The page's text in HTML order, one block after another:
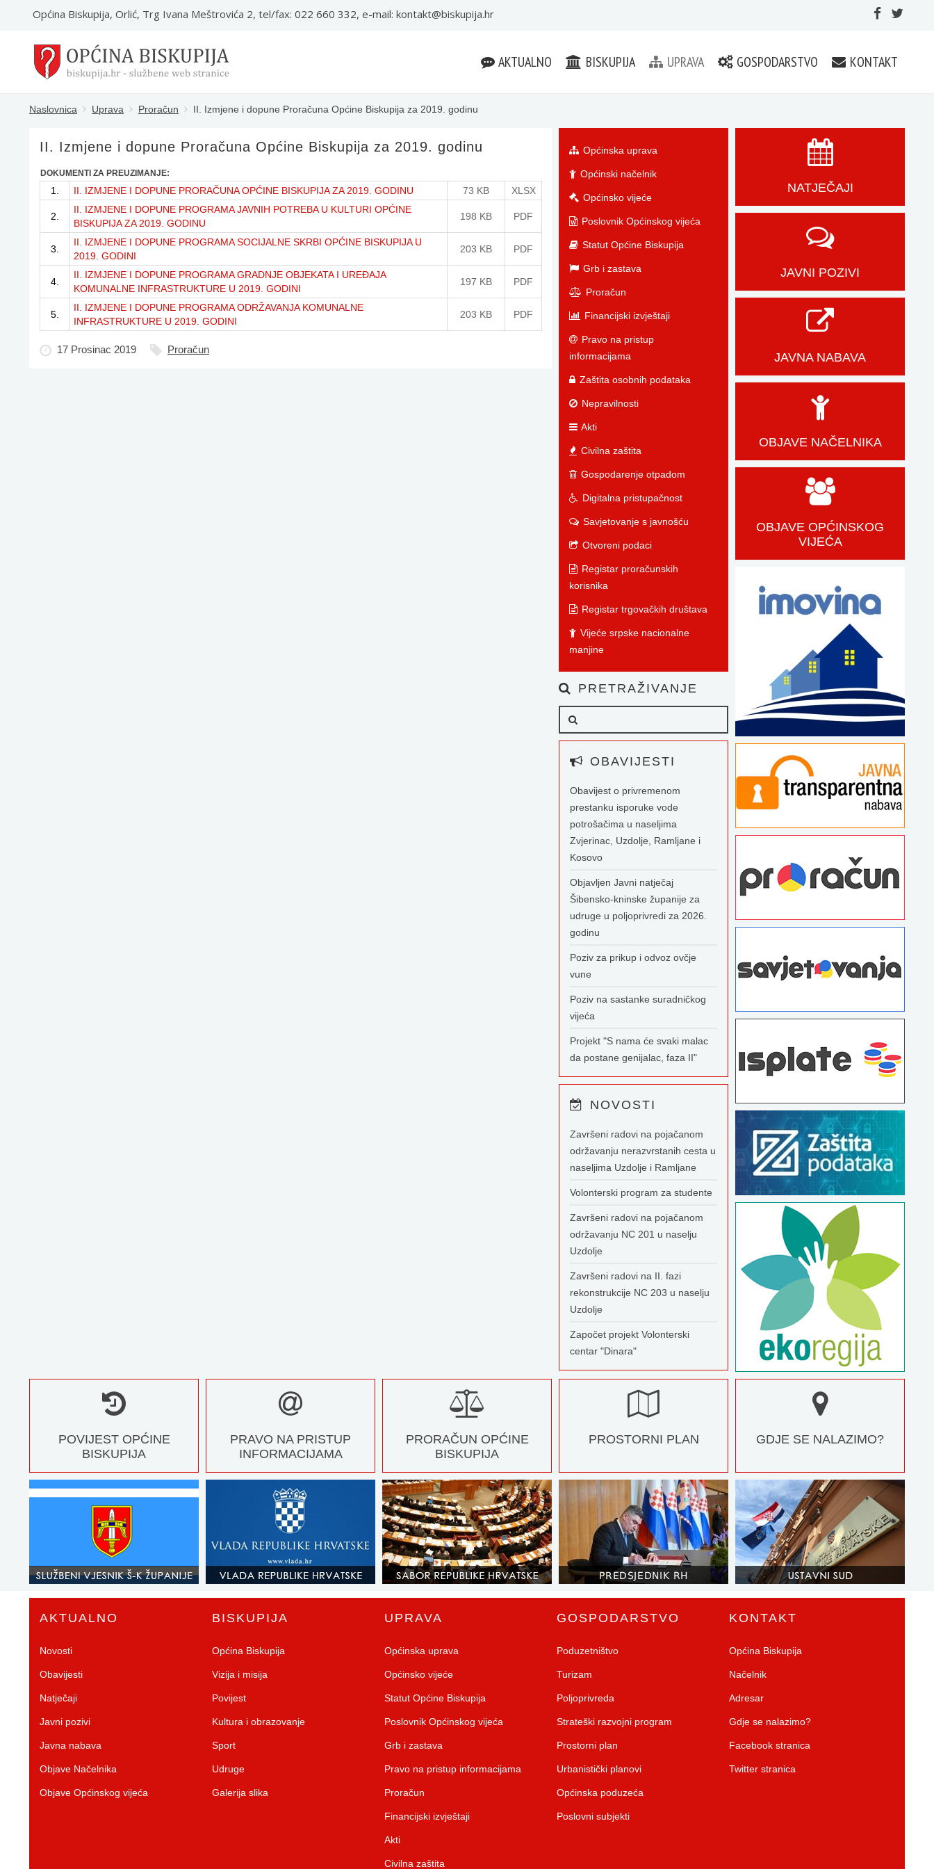
Općina Biskupija, Orlić, Trg Ivana Meštrovića 2, tel/fax: 022 660 332, e-mail: kontakt@biskupija.hr
AKTUALNO BISKUPIJA UPRAVA GOSPODARSTVO KONTAKT
Naslovnica Uprava Proračun II. Izmjene i dopune Proračuna Općine Biskupija za 2019. godinu
II. Izmjene i dopune Proračuna Općine Biskupija za 2019. godinu
DOKUMENTI ZA PREUZIMANJE:
1. II. IZMJENE I DOPUNE PRORAČUNA OPĆINE BISKUPIJA ZA 2019. GODINU 73 KB XLSX
2.
II. IZMJENE I DOPUNE PROGRAMA JAVNIH POTREBA U KULTURI OPĆINE
BISKUPIJA ZA 2019. GODINU
198 KB PDF
3.
II. IZMJENE I DOPUNE PROGRAMA SOCIJALNE SKRBI OPĆINE BISKUPIJA U
2019. GODINI
203 KB PDF
4.
II. IZMJENE I DOPUNE PROGRAMA GRADNJE OBJEKATA I UREĐAJA
KOMUNALNE INFRASTRUKTURE U 2019. GODINI
197 KB PDF
5.
II. IZMJENE I DOPUNE PROGRAMA ODRŽAVANJA KOMUNALNE
INFRASTRUKTURE U 2019. GODINI
203 KB PDF
17 Prosinac 2019 Proračun
Općinska uprava
Općinski načelnik
Općinsko vijeće
Poslovnik Općinskog vijeća
Statut Općine Biskupija
Grb i zastava
Proračun
Financijski izvještaji
Pravo na pristup
informacijama
Zaštita osobnih podataka
Nepravilnosti
Akti
Civilna zaštita
Gospodarenje otpadom
Digitalna pristupačnost
Savjetovanje s javnošću
Otvoreni podaci
Registar proračunskih
korisnika
Registar trgovačkih društava
Vijeće srpske nacionalne
manjine
PRETRAŽIVANJE
OBAVIJESTI
Obavijest o privremenom
prestanku isporuke vode
potrošačima u naseljima
Zvjerinac, Uzdolje, Ramljane i
Kosovo
Objavljen Javni natječaj
Šibensko-kninske županije za
udruge u poljoprivredi za 2026.
godinu
Poziv za prikup i odvoz ovčje
vune
Poziv na sastanke suradničkog
vijeća
Projekt "S nama će svaki malac
da postane genijalac, faza II"
NOVOSTI
Završeni radovi na pojačanom
održavanju nerazvrstanih cesta u
naseljima Uzdolje i Ramljane
Volonterski program za studente
Završeni radovi na pojačanom
održavanju NC 201 u naselju
Uzdolje
Završeni radovi na II. fazi
rekonstrukcije NC 203 u naselju
Uzdolje
Započet projekt Volonterski
centar "Dinara"
NATJEČAJI
JAVNI POZIVI
JAVNA NABAVA
OBJAVE NAČELNIKA
OBJAVE OPĆINSKOG
VIJEĆA
POVIJEST OPĆINE
BISKUPIJA
PRAVO NA PRISTUP
INFORMACIJAMA
PRORAČUN OPĆINE
BISKUPIJA
PROSTORNI PLAN GDJE SE NALAZIMO?
AKTUALNO
Novosti
Obavijesti
Natječaji
Javni pozivi
Javna nabava
Objave Načelnika
Objave Općinskog vijeća
BISKUPIJA
Općina Biskupija
Vizija i misija
Povijest
Kultura i obrazovanje
Sport
Udruge
Galerija slika
UPRAVA
Općinska uprava
Općinsko vijeće
Statut Općine Biskupija
Poslovnik Općinskog vijeća
Grb i zastava
Pravo na pristup informacijama
Proračun
Financijski izvještaji
Akti
Civilna zaštita
GOSPODARSTVO
Poduzetništvo
Turizam
Poljoprivreda
Strateški razvojni program
Prostorni plan
Urbanistički planovi
Općinska poduzeća
Poslovni subjekti
KONTAKT
Općina Biskupija
Načelnik
Adresar
Gdje se nalazimo?
Facebook stranica
Twitter stranica